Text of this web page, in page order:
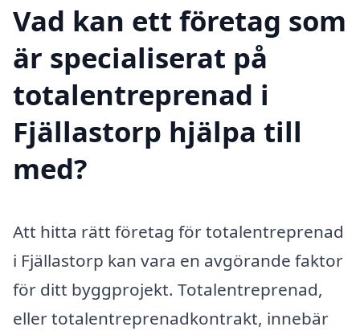
Vad kan ett företag som
är specialiserat på
totalentreprenad i
Fjällastorp hjälpa till
med?
Att hitta rätt företag för totalentreprenad
i Fjällastorp kan vara en avgörande faktor
för ditt byggprojekt. Totalentreprenad,
eller totalentreprenadkontrakt, innebär